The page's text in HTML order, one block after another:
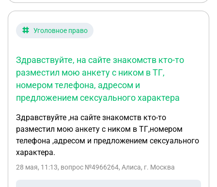
Уголовное право
Здравствуйте, на сайте знакомств кто-то
разместил мою анкету с ником в ТГ,
номером телефона, адресом и
предложением сексуального характера
Здравствуйте ,на сайте знакомств кто-то
разместил мою анкету с ником в ТГ,номером
телефона ,адресом и предложением сексуального
характера.
28 мая, 11:13, вопрос №4966264, Алиса, г. Москва